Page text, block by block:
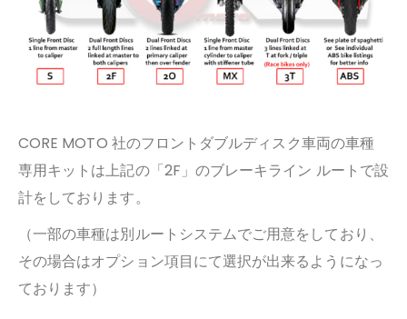
CORE MOTO 社のフロントダブルディスク車両の車種
専用キットは上記の「2F」のブレーキライン ルートで設
計をしております。
（一部の車種は別ルートシステムでご用意をしており、
その場合はオプション項目にて選択が出来るようになっ
ております）